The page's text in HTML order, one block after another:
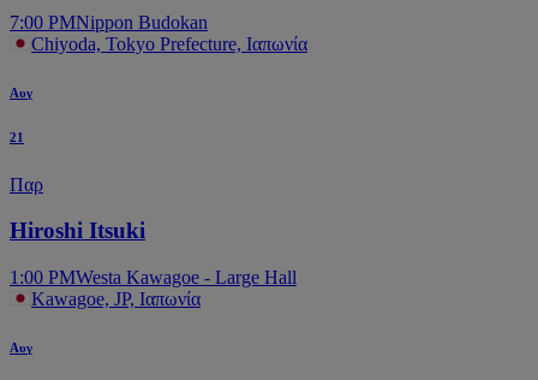
7:00 PMNippon Budokan
Chiyoda, Tokyo Prefecture, Ιαπωνία
Αυγ
21
Παρ
Hiroshi Itsuki
1:00 PMWesta Kawagoe - Large Hall
Kawagoe, JP, Ιαπωνία
Αυγ